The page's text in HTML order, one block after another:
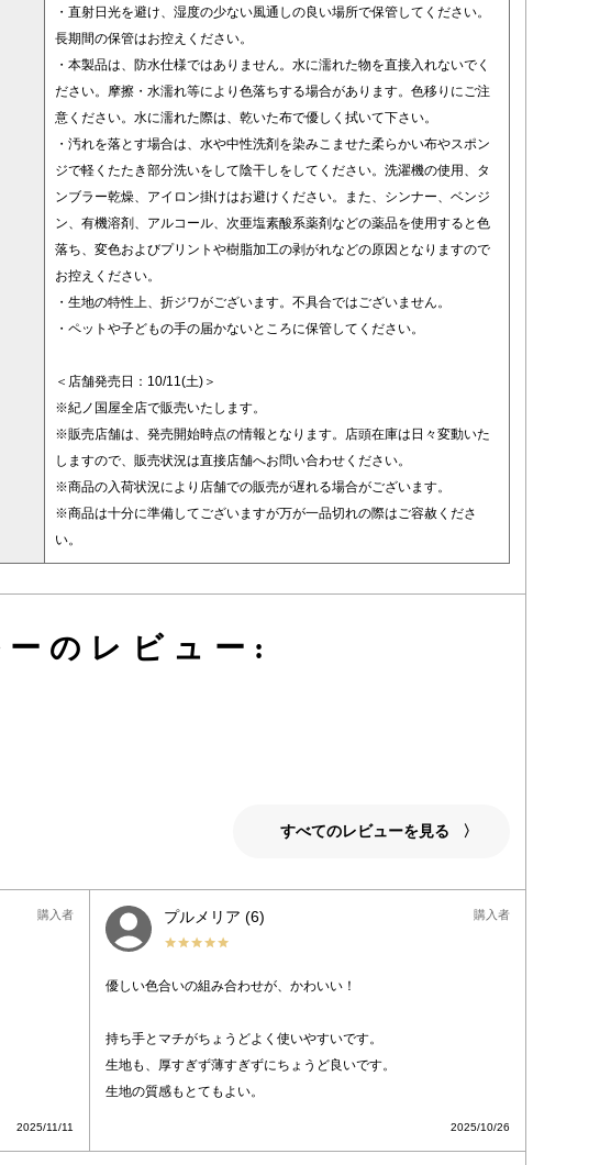
・直射日光を避け、湿度の少ない風通しの良い場所で保管してください。
長期間の保管はお控えください。
・本製品は、防水仕様ではありません。水に濡れた物を直接入れないでく
ださい。摩擦・水濡れ等により色落ちする場合があります。色移りにご注
意ください。水に濡れた際は、乾いた布で優しく拭いて下さい。
・汚れを落とす場合は、水や中性洗剤を染みこませた柔らかい布やスポン
ジで軽くたたき部分洗いをして陰干しをしてください。洗濯機の使用、タ
ンブラー乾燥、アイロン掛けはお避けください。また、シンナー、ベンジ
ン、有機溶剤、アルコール、次亜塩素酸系薬剤などの薬品を使用すると色
落ち、変色およびプリントや樹脂加工の剥がれなどの原因となりますので
お控えください。
・生地の特性上、折ジワがございます。不具合ではございません。
・ペットや子どもの手の届かないところに保管してください。
＜店舗発売日：10/11(土)＞
※紀ノ国屋全店で販売いたします。
※販売店舗は、発売開始時点の情報となります。店頭在庫は日々変動いた
しますので、販売状況は直接店舗へお問い合わせください。
※商品の入荷状況により店舗での販売が遅れる場合がございます。
※商品は十分に準備してございますが万が一品切れの際はご容赦くださ
い。
のレビュー:
購入者
2025/11/11
プルメリア 6 購入者
2025/10/26
優しい色合いの組み合わせが、かわいい！
持ち手とマチがちょうどよく使いやすいです。
生地も、厚すぎず薄すぎずにちょうど良いです。
生地の質感もとてもよい。
すべてのレビューを見る